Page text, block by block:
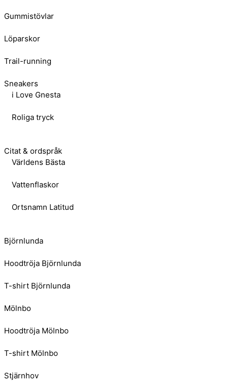
Gummistövlar
Löparskor
Trail-running
Sneakers
i Love Gnesta
Roliga tryck
Citat & ordspråk
Världens Bästa
Vattenflaskor
Ortsnamn Latitud
Björnlunda
Hoodtröja Björnlunda
T-shirt Björnlunda
Mölnbo
Hoodtröja Mölnbo
T-shirt Mölnbo
Stjärnhov